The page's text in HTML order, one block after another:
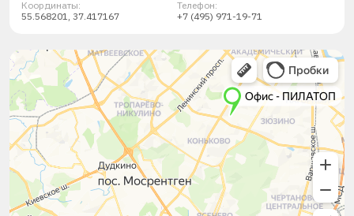
Координаты:
55.568201, 37.417167
Телефон:
+7 (495) 971-19-71